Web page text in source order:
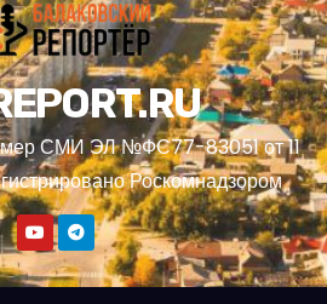
СМИ ЭЛ №ФС77-83051 от 11
Роскомнадзором